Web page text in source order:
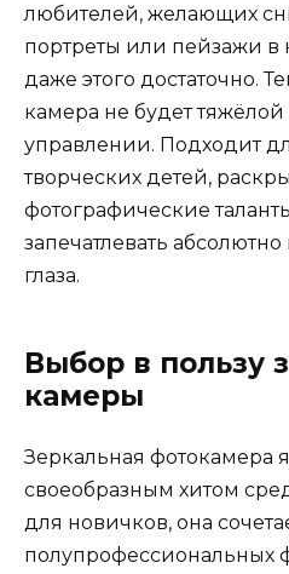
любителей, желающих
портреты или пейзажи в
даже этого достаточно.
камера не будет
управлении. Подходит
творческих детей,
фотографические
запечатлевать
глаза.
Выбор в пользу
камеры
Зеркальная фотокамера
своеобразным хитом
для новичков, она
полупрофессиональных